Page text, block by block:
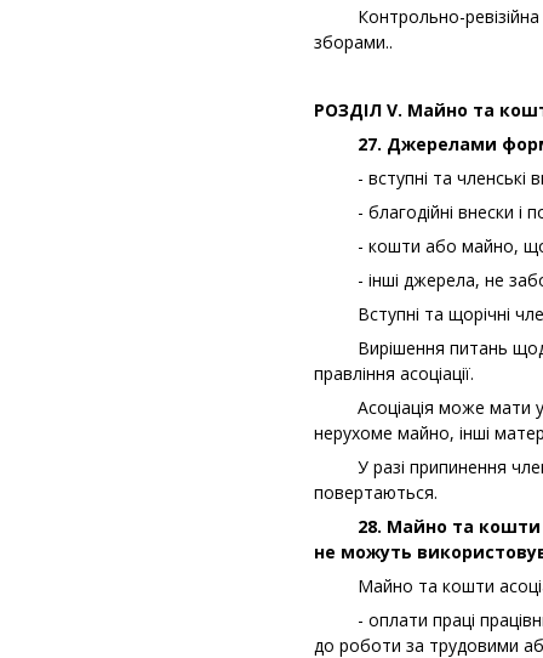
Контрольно-ревізійна
зборами..
РОЗДІЛ V. Майно та
27. Джерелами
- вступні та членські
- благодійні внески і
- кошти або майно, що
- інші джерела, не
Вступні та щорічні
Вирішення питань щодо
правління асоціації.
Асоціація може мати у
нерухоме майно, інші
У разі припинення
повертаються.
28. Майно та кошти
не можуть
Майно та кошти
- оплати праці
до роботи за трудовими